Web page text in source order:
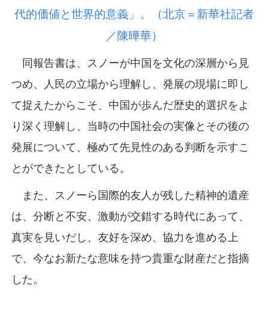
代的価値と世界的意義」。（北京＝新華社記者
／陳曄華）
同報告書は、スノーが中国を文化の深層から見
つめ、人民の立場から理解し、発展の現場に即し
て捉えたからこそ、中国が歩んだ歴史的選択をよ
り深く理解し、当時の中国社会の実像とその後の
発展について、極めて先見性のある判断を示すこ
とができたとしている。
また、スノーら国際的友人が残した精神的遺産
は、分断と不安、激動が交錯する時代にあって、
真実を見いだし、友好を深め、協力を進める上
で、今なお新たな意味を持つ貴重な財産だと指摘
した。